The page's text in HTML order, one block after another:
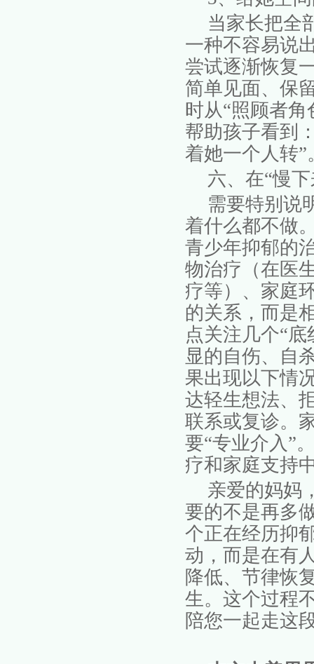
当家长把全
一种不容易说
尝试逐渐恢复
简单见面、保
时从“照顾者
帮助孩子看到
着她一个人转
六、在“慢
需要特别说
着什么都不做
青少年抑郁的
物治疗（在医
疗等）、家庭
的关系，而是
点关注几个“底
显的自伤、自
果出现以下情
达轻生想法、
联系或复诊。
要“专业介入”
疗和家庭支持
亲爱的妈妈
要的不是再多
个正在经历抑
动，而是在有
降低、节律恢
生。这个过程
陪您一起走这